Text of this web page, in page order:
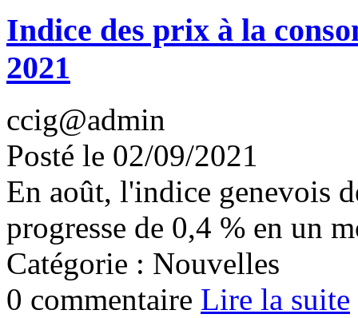
Indice des prix à la
2021
ccig@admin
Posté le 02/09/2021
En août, l'indice genevois
progresse de 0,4 % en un
Catégorie : Nouvelles
0 commentaire Lire la suite